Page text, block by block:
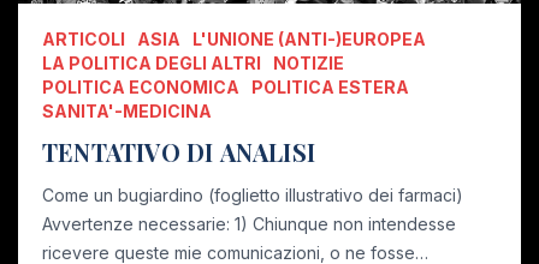
ARTICOLI ASIA
L'UNIONE (ANTI-)EUROPEA
LA POLITICA DEGLI ALTRI
NOTIZIE
POLITICA ECONOMICA
POLITICA ESTERA
SANITA'-MEDICINA
TENTATIVO DI ANALISI
Come un bugiardino (foglietto illustrativo dei farmaci)
Avvertenze necessarie: 1) Chiunque non intendesse
ricevere queste mie comunicazioni, o ne fosse…